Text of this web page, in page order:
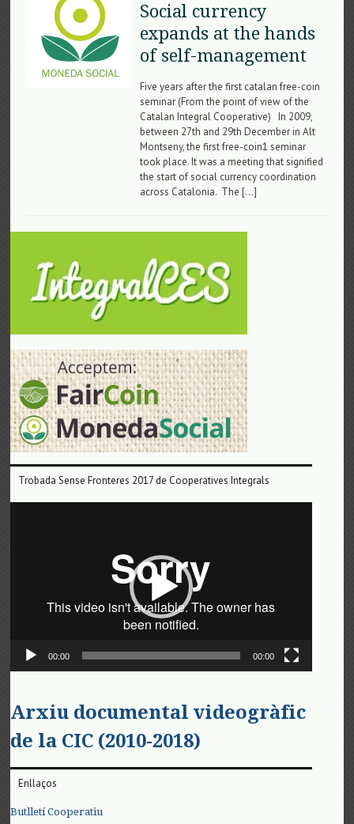
Social currency
expands at the hands
of self-management
Five years after the first catalan free-coin
seminar (From the point of view of the
Catalan Integral Cooperative) In 2009,
between 27th and 29th December in Alt
Montseny, the first free-coin1 seminar
took place. It was a meeting that signified
the start of social currency coordination
across Catalonia. The […]
Trobada Sense Fronteres 2017 de Cooperatives Integrals
00:00 00:00
Arxiu documental videogràfic
de la CIC (2010-2018)
Enllaços
Butlletí Cooperatiu